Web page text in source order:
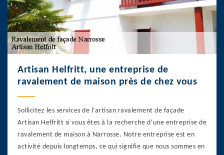
Artisan Helfritt, une entreprise de
ravalement de maison près de chez vous
Sollicitez les services de l’artisan ravalement de façade
Artisan Helfritt si vous êtes à la recherche d’une entreprise de
ravalement de maison à Narrosse. Notre entreprise est en
activité depuis longtemps, ce qui signifie que nous sommes en